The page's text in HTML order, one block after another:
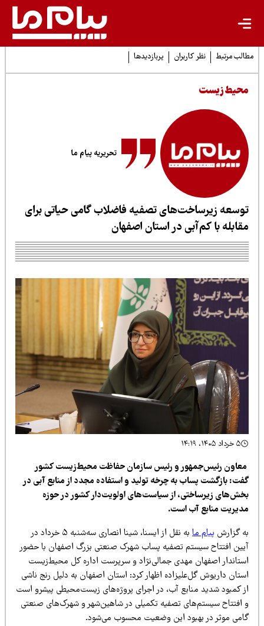
مرتبط نظر کاربران پربازدیدها
زیست
تحریریه پیام ما
زیرساخت‌های تصفیه فاضلاب گامی حیاتی برای
با کم‌آبی در استان اصفهان
رئیس‌جمهور و رئیس سازمان حفاظت محیط‌زیست کشور
بازگشت پساب به چرخه تولید و استفاده مجدد از منابع آبی در
زیرساختی، از سیاست‌های اولویت‌دار کشور در حوزه
منابع آب است.
گزارشپیام ما
به نقل از ایسنا، شینا انصاری سه‌شنبه ۵ خرداد در
افتتاح سیستم تصفیه پساب شهرک صنعتی بزرگ اصفهان با حضور
اصفهان مهدی جمالی‌نژاد و سرپرست اداره کل محیط‌زیست
داریوش گل‌علیزاده اظهار کرد: استان اصفهان به دلیل رنج ناشی
کمبود شدید منابع آب، در اجرای پروژه‌های زیست‌محیطی پیشرو است
افتتاح سیستم‌های تصفیه تکمیلی در شاهین‌شهر و شهرک‌های صنعتی
موثر در بهبود این وضعیت محسوب می‌شود.